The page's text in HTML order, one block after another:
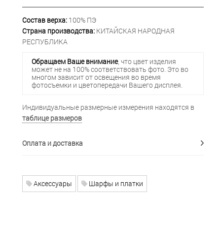
Состав верха: 100% ПЭ
Страна производства: КИТАЙСКАЯ НАРОДНАЯ
РЕСПУБЛИКА
Обращаем Ваше внимание, что цвет изделия
может не на 100% соответствовать фото. Это во
многом зависит от освещения во время
фотосъемки и цветопередачи Вашего дисплея.
Индивидуальные размерные измерения находятся в
таблице размеров
Оплата и доставка
Аксессуары Шарфы и платки